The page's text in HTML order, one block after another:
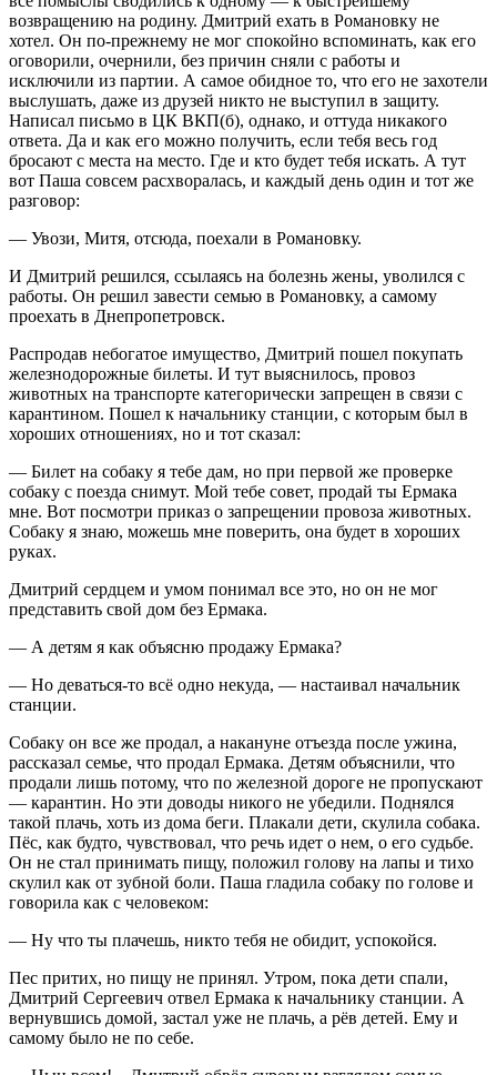
возвращению на родину. Дмитрий ехать в Романовку не
хотел. Он по-прежнему не мог спокойно вспоминать, как его
оговорили, очернили, без причин сняли с работы и
исключили из партии. А самое обидное то, что его не захотели
выслушать, даже из друзей никто не выступил в защиту.
Написал письмо в ЦК ВКП(б), однако, и оттуда никакого
ответа. Да и как его можно получить, если тебя весь год
бросают с места на место. Где и кто будет тебя искать. А тут
вот Паша совсем расхворалась, и каждый день один и тот же
разговор:
— Увози, Митя, отсюда, поехали в Романовку.
И Дмитрий решился, ссылаясь на болезнь жены, уволился с
работы. Он решил завести семью в Романовку, а самому
проехать в Днепропетровск.
Распродав небогатое имущество, Дмитрий пошел покупать
железнодорожные билеты. И тут выяснилось, провоз
животных на транспорте категорически запрещен в связи с
карантином. Пошел к начальнику станции, с которым был в
хороших отношениях, но и тот сказал:
— Билет на собаку я тебе дам, но при первой же проверке
собаку с поезда снимут. Мой тебе совет, продай ты Ермака
мне. Вот посмотри приказ о запрещении провоза животных.
Собаку я знаю, можешь мне поверить, она будет в хороших
руках.
Дмитрий сердцем и умом понимал все это, но он не мог
представить свой дом без Ермака.
— А детям я как объясню продажу Ермака?
— Но деваться-то всё одно некуда, — настаивал начальник
станции.
Собаку он все же продал, а накануне отъезда после ужина,
рассказал семье, что продал Ермака. Детям объяснили, что
продали лишь потому, что по железной дороге не пропускают
— карантин. Но эти доводы никого не убедили. Поднялся
такой плачь, хоть из дома беги. Плакали дети, скулила собака.
Пёс, как будто, чувствовал, что речь идет о нем, о его судьбе.
Он не стал принимать пищу, положил голову на лапы и тихо
скулил как от зубной боли. Паша гладила собаку по голове и
говорила как с человеком:
— Ну что ты плачешь, никто тебя не обидит, успокойся.
Пес притих, но пищу не принял. Утром, пока дети спали,
Дмитрий Сергеевич отвел Ермака к начальнику станции. А
вернувшись домой, застал уже не плачь, а рёв детей. Ему и
самому было не по себе.